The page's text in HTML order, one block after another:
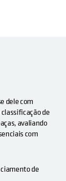
dele com
de
avaliando
com
de